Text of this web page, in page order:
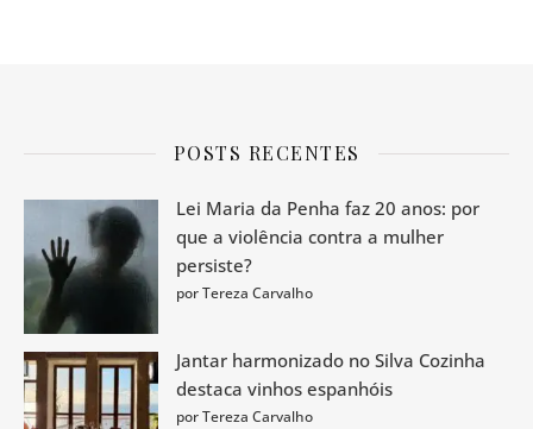
POSTS RECENTES
Lei Maria da Penha faz 20 anos: por
que a violência contra a mulher
persiste?
por Tereza Carvalho
Jantar harmonizado no Silva Cozinha
destaca vinhos espanhóis
por Tereza Carvalho